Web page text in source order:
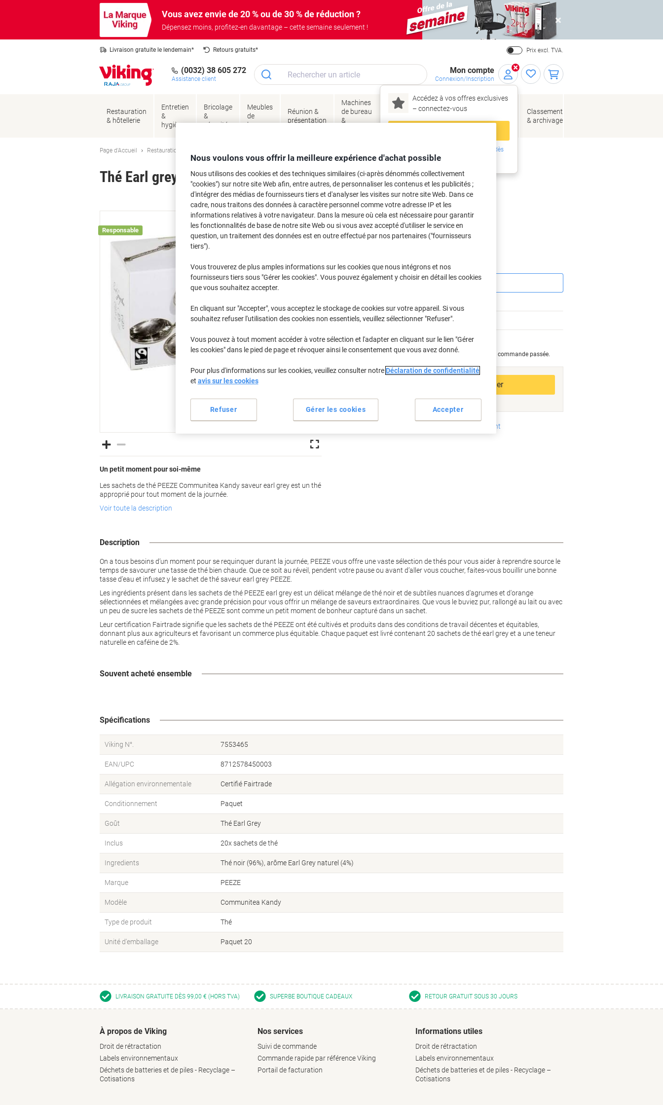
Vous avez envie de 20 % ou de 30 % de réduction ?
Dépensez moins, profitez-en davantage – cette semaine seulement !
Close
Livraison gratuite le lendemain* Retours gratuits* Prix excl. TVA.
(0032) 38 605 272
Assistance client
Mon compte
Connexion/Inscription
Accédez à vos offres exclusives
– connectez‑vous
Inscrivez-vous dès
maintenant
Restauration
& hôtellerie
Entretien
&
hygiène
Bricolage
&
sécurité
Meubles
de
bureau
Réunion &
présentation
Machines
de bureau
&
Encres
toner
Papier,
enveloppes
&
de bureau
Classement
& archivage
Page d'Accueil Restauration & hôtellerie
Thé Earl grey PEEZE 20 Unités de 3.5 g
Marque : PEEZE Viking N°. 7553465
Responsable
Un petit moment pour soi-même
Les sachets de thé PEEZE Communitea Kandy saveur earl grey est un thé
approprié pour tout moment de la journée.
Voir toute la description
Achetez Plus,Dépensez Moins
€4,49
Paquet
À partir de 6 Paquets
€4,62 TVA incl.
Quantité TVA excl.
Paquets €4,99
6+Paquets €4,49 -10%
En stock Livraison 2-3 jours ouvrables
Remarque : ce produit ne peut être retourné, une fois la commande passée.
Ajouter au panier
Ajouter à une liste
Moyens de paiement
Description
On a tous besoins d’un moment pour se requinquer durant la journée, PEEZE vous offre une vaste sélection de thés pour vous aider à reprendre source le
temps de savourer une tasse de thé bien chaude. Que ce soit au réveil, pendent votre pause ou avant d’aller vous coucher, faites-vous bouillir une bonne
tasse d’eau et infusez y le sachet de thé saveur earl grey PEEZE.
Les ingrédients présent dans les sachets de thé PEEZE earl grey est un délicat mélange de thé noir et de subtiles nuances d'agrumes et d'orange
sélectionnées et mélangées avec grande précision pour vous offrir un mélange de saveurs extraordinaires. Que vous le buviez pur, rallongé au lait ou avec
un peu de sucre les sachets de thé PEEZE sont comme un petit moment de bonheur capturé dans un sachet.
Leur certification Fairtrade signifie que les sachets de thé PEEZE ont été cultivés et produits dans des conditions de travail décentes et équitables,
donnant plus aux agriculteurs et favorisant un commerce plus équitable. Chaque paquet est livré contenant 20 sachets de thé earl grey et a une teneur
naturelle en caféine de 2%.
Souvent acheté ensemble
Spécifications
Viking N°. 7553465
EAN/UPC 8712578450003
Allégation environnementale Certifié Fairtrade
Conditionnement Paquet
Goût Thé Earl Grey
Inclus 20x sachets de thé
Ingredients Thé noir (96%), arôme Earl Grey naturel (4%)
Marque PEEZE
Modèle Communitea Kandy
Type de produit Thé
Unité d'emballage Paquet 20
LIVRAISON GRATUITE DÈS 99,00 € (HORS TVA) SUPERBE BOUTIQUE CADEAUX RETOUR GRATUIT SOUS 30 JOURS
À propos de Viking
Droit de rétractation
Labels environnementaux
Déchets de batteries et de piles - Recyclage –
Cotisations
Nos services
Suivi de commande
Commande rapide par référence Viking
Portail de facturation
Informations utiles
Droit de rétractation
Labels environnementaux
Déchets de batteries et de piles - Recyclage –
Cotisations
Nous voulons vous offrir la meilleure expérience d'achat possible
Nous utilisons des cookies et des techniques similaires (ci-après dénommés collectivement
"cookies") sur notre site Web afin, entre autres, de personnaliser les contenus et les publicités ;
d'intégrer des médias de fournisseurs tiers et d'analyser les visites sur notre site Web. Dans ce
cadre, nous traitons des données à caractère personnel comme votre adresse IP et les
informations relatives à votre navigateur. Dans la mesure où cela est nécessaire pour garantir
les fonctionnalités de base de notre site Web ou si vous avez accepté d'utiliser le service en
question, un traitement des données est en outre effectué par nos partenaires ("fournisseurs
tiers").
Vous trouverez de plus amples informations sur les cookies que nous intégrons et nos
fournisseurs tiers sous "Gérer les cookies". Vous pouvez également y choisir en détail les cookies
que vous souhaitez accepter.
En cliquant sur "Accepter", vous acceptez le stockage de cookies sur votre appareil. Si vous
souhaitez refuser l'utilisation des cookies non essentiels, veuillez sélectionner "Refuser".
Vous pouvez à tout moment accéder à votre sélection et l'adapter en cliquant sur le lien "Gérer
les cookies" dans le pied de page et révoquer ainsi le consentement que vous avez donné.
Pour plus d'informations sur les cookies, veuillez consulter notre Déclaration de confidentialité
et avis sur les cookies
Gérer les cookies
Refuser Accepter